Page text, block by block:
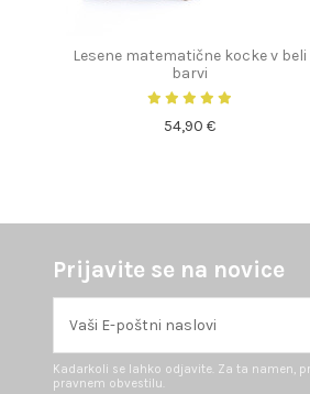
Lesene matematične kocke v beli
barvi
54,90 €
Prijavite se na novice
Kadarkoli se lahko odjavite. Za ta namen,
pravnem obvestilu.